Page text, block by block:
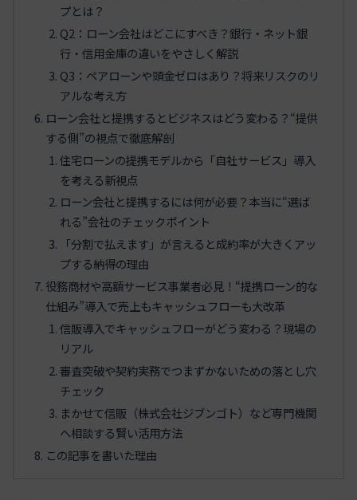
プとは？
Q2：ローン会社はどこにすべき？銀行・ネット銀
行・信用金庫の違いをやさしく解説
Q3：ペアローンや頭金ゼロはあり？将来リスクのリ
アルな考え方
ローン会社と提携するとビジネスはどう変わる？“提供
する側”の視点で徹底解剖
住宅ローンの提携モデルから「自社サービス」導入
を考える新視点
ローン会社と提携するには何が必要？本当に“選ば
れる”会社のチェックポイント
「分割で払えます」が言えると成約率が大きくアッ
プする納得の理由
役務商材や高額サービス事業者必見！“提携ローン的な
仕組み”導入で売上もキャッシュフローも大改革
信販導入でキャッシュフローがどう変わる？現場の
リアル
審査突破や契約実務でつまずかないための落とし穴
チェック
まかせて信販（株式会社ジブンゴト）など専門機関
へ相談する賢い活用方法
この記事を書いた理由